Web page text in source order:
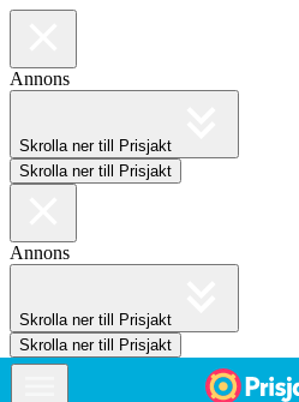
Annons
Skrolla ner till Prisjakt
Skrolla ner till Prisjakt
Annons
Skrolla ner till Prisjakt
Skrolla ner till Prisjakt